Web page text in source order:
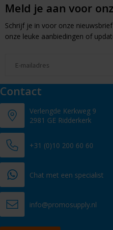
Meld je aan voor
Schrijf je in voor onze
onze leuke aanbiedingen of
Contact
Verlengde Kerkweg 9
2981 GE Ridderkerk
+31 (0)10 200 60 60
Chat met een specialist
info@promosupply.nl